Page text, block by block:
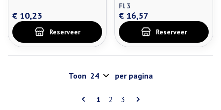
€ 10,23
Reserveer
Fl 3
€ 16,57
Reserveer
Pagina's
U lees momenteel pagina
1 Pagina
2 Pagina
3
Toon per pagina